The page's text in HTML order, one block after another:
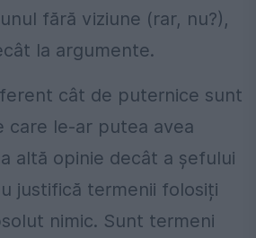
fără viziune (rar, nu?),
la argumente.
cât de puternice sunt
care le-ar putea avea
altă opinie decât a șefului
justifică termenii folosiți
nimic. Sunt termeni